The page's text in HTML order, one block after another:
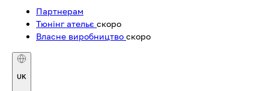
Партнерам
Тюнінг ательє скоро
Власне виробництво скоро
UK